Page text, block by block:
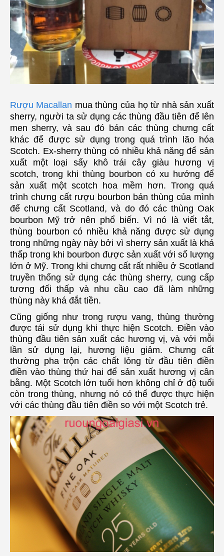
Rượu Macallan mua thùng của họ từ nhà sản xuất
sherry, người ta sử dụng các thùng đầu tiên để lên
men sherry, và sau đó bán các thùng chưng cất
khác để được sử dụng trong quá trình lão hóa
Scotch. Ex-sherry thùng có nhiều khả năng để sản
xuất một loại sấy khô trái cây giàu hương vị
scotch, trong khi thùng bourbon có xu hướng để
sản xuất một scotch hoa mềm hơn. Trong quá
trình chưng cất rượu bourbon bán thùng của mình
để chưng cất Scotland, và do đó các thùng Oak
bourbon Mỹ trở nên phổ biến.Vì nó là viết tắt,
thùng bourbon có nhiều khả năng được sử dụng
trong những ngày này bởi vì sherry sản xuất là khá
thấp trong khi bourbon được sản xuất với số lượng
lớn ở Mỹ. Trong khi chưng cất rất nhiều ở Scotland
truyền thống sử dụng các thùng sherry, cung cấp
tương đối thấp và nhu cầu cao đã làm những
thùng này khá đắt tiền.
Cũng giống như trong rượu vang, thùng thường
được tái sử dụng khi thực hiện Scotch. Điền vào
thùng đầu tiên sản xuất các hương vị, và với mỗi
lần sử dụng lại, hương liệu giảm.
Chưng cất
thường pha trộn các chất lỏng từ đầu tiên điền
điền vào thùng thứ hai để sản xuất hương vị cân
bằng. Một Scotch lớn tuổi hơn không chỉ ở độ tuổi
còn trong thùng, nhưng nó có thể được thực hiện
với các thùng đầu tiên điền so với một Scotch trẻ.